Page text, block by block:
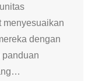
menyesuaikan
dengan
panduan
…